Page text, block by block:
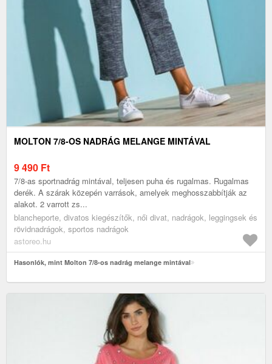
MOLTON 7/8-OS NADRÁG MELANGE MINTÁVAL
9 490 Ft
7/8-as sportnadrág mintával, teljesen puha és rugalmas. Rugalmas
derék. A szárak közepén varrások, amelyek meghosszabbítják az
alakot. 2 varrott zs...
blancheporte, divatos kiegészítők, női divat, nadrágok, leggingsek és
rövidnadrágok, sportos nadrágok
astoreo.hu
Hasonlók, mint Molton 7/8-os nadrág melange mintával